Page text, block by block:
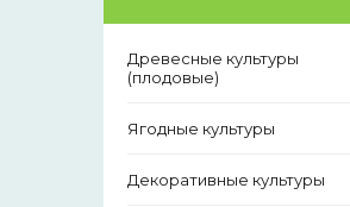
Древесные культуры
(плодовые)
Ягодные культуры
Декоративные культуры